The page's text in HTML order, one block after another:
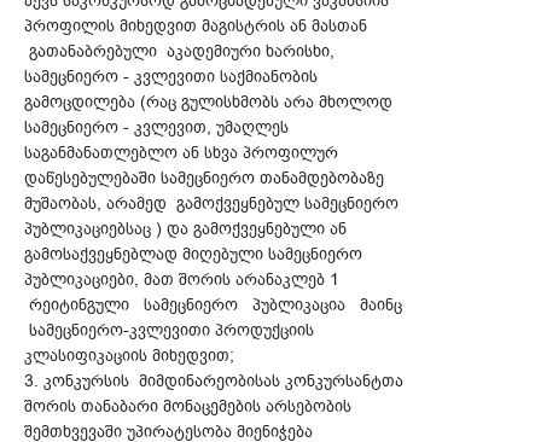
პროფილის მიხედვით მაგისტრის ან მასთან
გათანაბრებული აკადემიური ხარისხი,
სამეცნიერო - კვლევითი საქმიანობის
გამოცდილება (რაც გულისხმობს არა მხოლოდ
სამეცნიერო - კვლევით, უმაღლეს
საგანმანათლებლო ან სხვა პროფილურ
დაწესებულებაში სამეცნიერო თანამდებობაზე
მუშაობას, არამედ გამოქვეყნებულ სამეცნიერო
პუბლიკაციებსაც ) და გამოქვეყნებული ან
გამოსაქვეყნებლად მიღებული სამეცნიერო
პუბლიკაციები, მათ შორის არანაკლებ 1
რეიტინგული სამეცნიერო პუბლიკაცია მაინც
სამეცნიერო-კვლევითი პროდუქციის
კლასიფიკაციის მიხედვით;
3. კონკურსის მიმდინარეობისას კონკურსანტთა
შორის თანაბარი მონაცემების არსებობის
შემთხვევაში უპირატესობა მიენიჭება